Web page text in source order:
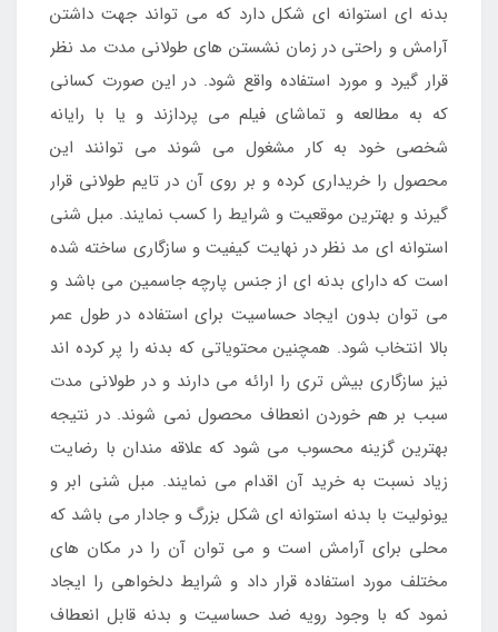
بدنه ای استوانه ای شکل دارد که می تواند جهت داشتن
آرامش و راحتی در زمان نشستن های طولانی مدت مد نظر
قرار گیرد و مورد استفاده واقع شود. در این صورت کسانی
که به مطالعه و تماشای فیلم می پردازند و یا با رایانه
شخصی خود به کار مشغول می شوند می توانند این
محصول را خریداری کرده و بر روی آن در تایم طولانی قرار
گیرند و بهترین موقعیت و شرایط را کسب نمایند. مبل شنی
استوانه ای مد نظر در نهایت کیفیت و سازگاری ساخته شده
است که دارای بدنه ای از جنس پارچه جاسمین می باشد و
می توان بدون ایجاد حساسیت برای استفاده در طول عمر
بالا انتخاب شود. همچنین محتویاتی که بدنه را پر کرده اند
نیز سازگاری بیش تری را ارائه می دارند و در طولانی مدت
سبب بر هم خوردن انعطاف محصول نمی شوند. در نتیجه
بهترین گزینه محسوب می شود که علاقه مندان با رضایت
زیاد نسبت به خرید آن اقدام می نمایند. مبل شنی ابر و
یونولیت با بدنه استوانه ای شکل بزرگ و جادار می باشد که
محلی برای آرامش است و می توان آن را در مکان های
مختلف مورد استفاده قرار داد و شرایط دلخواهی را ایجاد
نمود که با وجود رویه ضد حساسیت و بدنه قابل انعطاف